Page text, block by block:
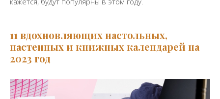
11 вдохновляющих настольных,
настенных и книжных календарей на
2023 год